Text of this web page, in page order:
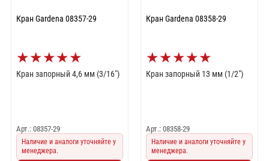
Кран Gardena 08357-29
★★★★★
Кран запорный 4,6 мм (3/16")
Арт.: 08357-29
Наличие и аналоги уточняйте у
менеджера.
Кран Gardena 08358-29
★★★★★
Кран запорный 13 мм (1/2")
Арт.: 08358-29
Наличие и аналоги уточняйте у
менеджера.